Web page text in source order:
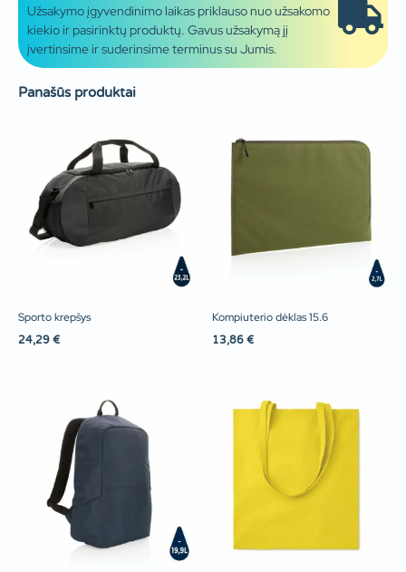
Užsakymo įgyvendinimo laikas priklauso nuo užsakomo
kiekio ir pasirinktų produktų. Gavus užsakymą jį
įvertinsime ir suderinsime terminus su Jumis.
Panašūs produktai
Sporto krepšys
24,29 €
Kompiuterio dėklas 15.6
13,86 €